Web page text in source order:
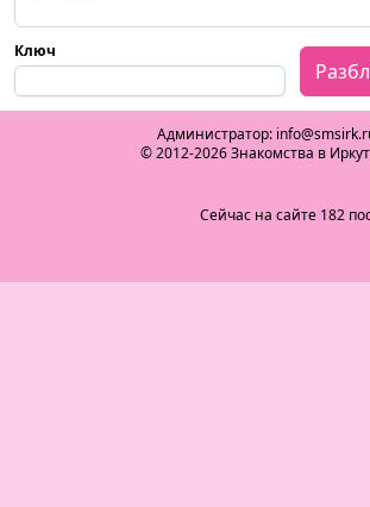
Ключ
Администратор:
© 2012-2026 Знакомства в
Сейчас на сайте 182